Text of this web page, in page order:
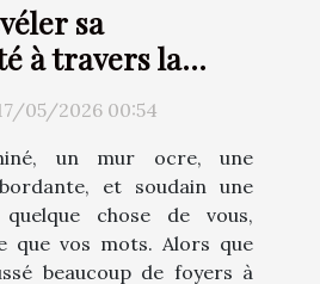
sa
à travers la
?
05/2026 00:54
un mur ocre, une
et soudain une
chose de vous,
que vos mots. Alors que
beaucoup de foyers à